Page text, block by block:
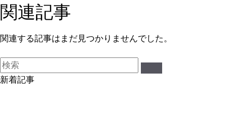
関連記事
関連する記事はまだ見つかりませんでした。
新着記事